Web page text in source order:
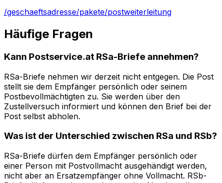
/geschaeftsadresse/pakete/postweiterleitung
Häufige Fragen
Kann Postservice.at RSa-Briefe annehmen?
RSa-Briefe nehmen wir derzeit nicht entgegen. Die Post
stellt sie dem Empfänger persönlich oder seinem
Postbevollmächtigten zu. Sie werden über den
Zustellversuch informiert und können den Brief bei der
Post selbst abholen.
Was ist der Unterschied zwischen RSa und RSb?
RSa-Briefe dürfen dem Empfänger persönlich oder
einer Person mit Postvollmacht ausgehändigt werden,
nicht aber an Ersatzempfänger ohne Vollmacht. RSb-